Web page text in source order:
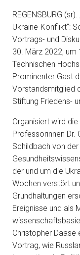
REGENSBURG
Ukraine-Konflikt“:
Vortrags- und
30. März 2022, um
Technischen
Prominenter Gast
Vorstandsmitglied
Stiftung Friedens-
Organisiert wird
Professorinnen Dr.
Schildbach von
der und um die
Wochen verstört
Grundhaltungen
Ereignisse und als
Christopher Daase
Vortrag, wie